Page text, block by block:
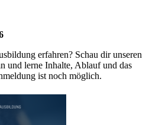
erfahren? Schau dir unseren
und lerne Inhalte, Ablauf und das
ist noch möglich.